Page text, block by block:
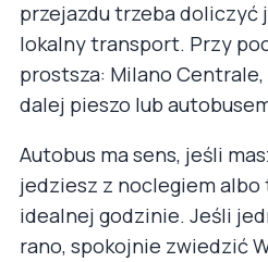
przejazdu trzeba doliczyć
lokalny transport. Przy
prostsza: Milano Centrale,
dalej pieszo lub
Autobus ma sens, jeśli
jedziesz z noclegiem albo
idealnej godzinie. Jeśli
rano, spokojnie zwiedzić